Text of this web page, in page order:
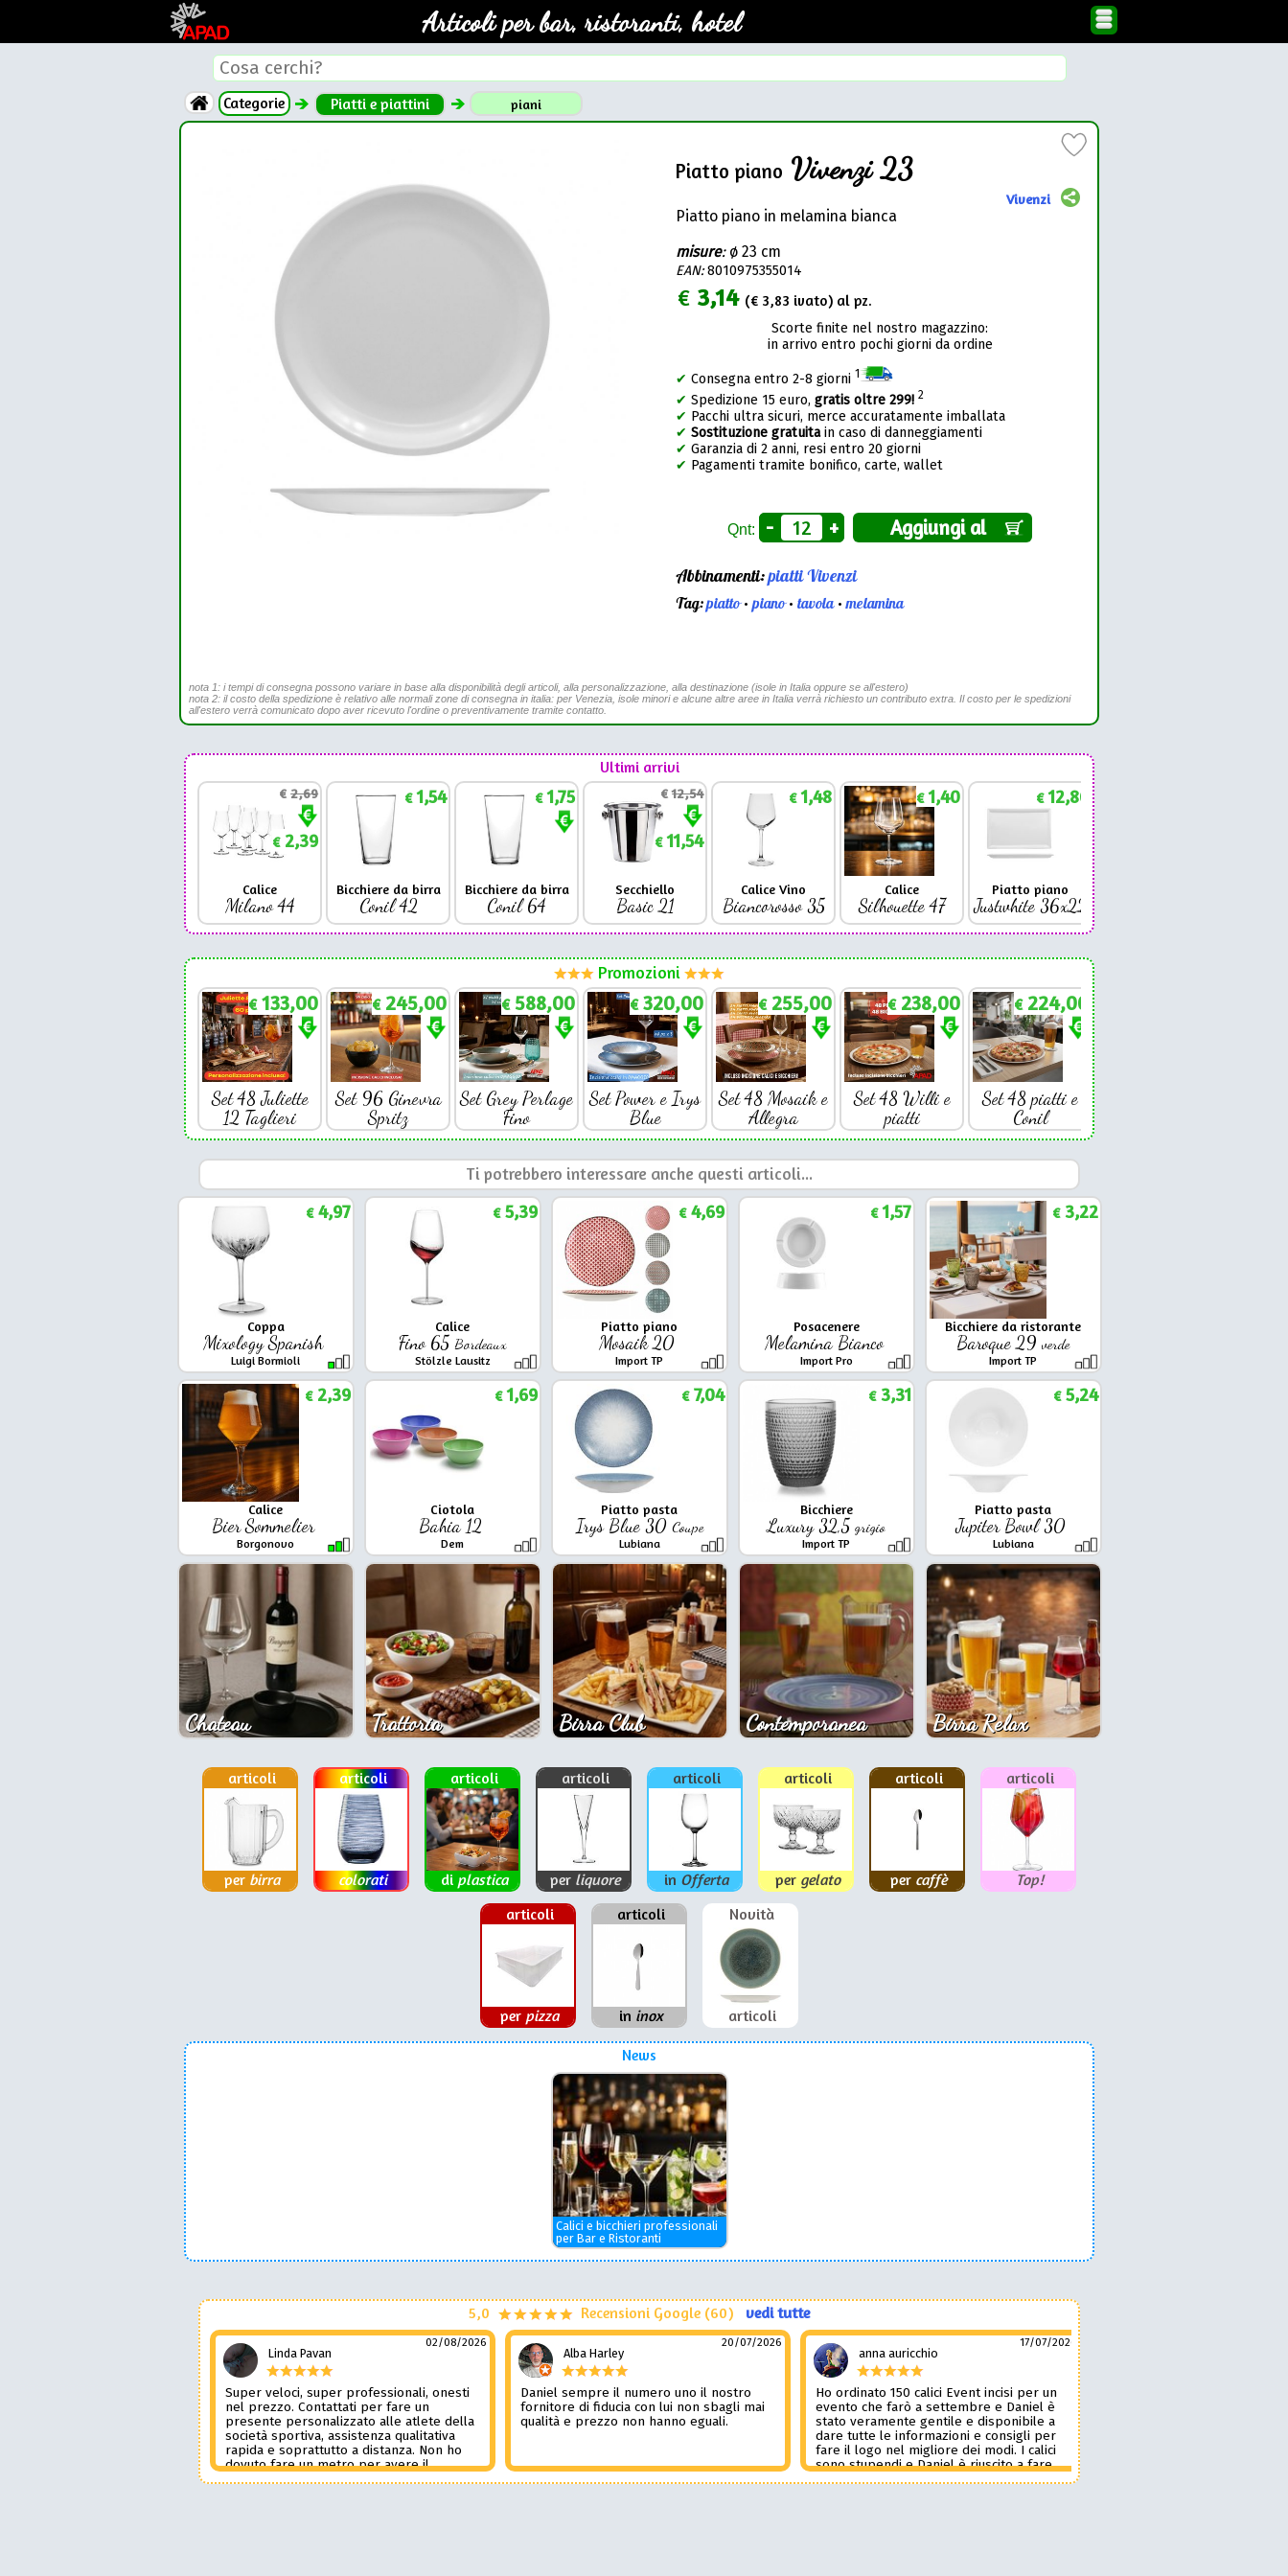
Articoli per bar, ristoranti, hotel
Categorie Piatti e piattini piani
Piatto piano Vivenzi 23
Vivenzi
Piatto piano in melamina bianca
misure: ø 23 cm
EAN:8010975355014
€ 3,14 (€ 3,83 ivato) al pz.
Scorte finite nel nostro magazzino:
in arrivo entro pochi giorni da ordine
✔ Consegna entro 2-8 giorni 1
✔ Spedizione 15 euro, gratis oltre 299! 2
✔ Pacchi ultra sicuri, merce accuratamente imballata
✔ Sostituzione gratuitain caso di danneggiamenti
✔ Garanzia di 2 anni, resi entro 20 giorni
✔ Pagamenti tramite bonifico, carte, wallet
Qnt: - + Aggiungi al
Abbinamenti:piatti Vivenzi
Tag:piatto•piano• tavola•melamina
nota 1: i tempi di consegna possono variare in base alla disponibilità degli articoli, alla personalizzazione, alla destinazione (isole in Italia oppure se all'estero)
nota 2: il costo della spedizione è relativo alle normali zone di consegna in italia: per Venezia, isole minori e alcune altre aree in Italia verrà richiesto un contributo extra. Il costo per le spedizioni
all'estero verrà comunicato dopo aver ricevuto l'ordine o preventivamente tramite contatto.
Ultimi arrivi
€2,69
€2,39
Calice
Milano 44
€1,54
Bicchiere da birra
Conil 42
€1,75
Bicchiere da birra
Conil 64
€12,54
€11,54
Secchiello
Basic 21
€1,48
Calice Vino
Biancorosso 35
€1,40
Calice
Silhouette 47
€12,86
Piatto piano
Justwhite 36x22
Promozioni
€133,00
Set 48 Juliette
12 Taglieri
€245,00
Set 96 Ginevra
Spritz
€588,00
Set Grey Perlage
Fino
€320,00
Set Power e Irys
Blue
€255,00
Set 48 Mosaik e
Allegra
€238,00
Set 48 Willi e
piatti
€224,00
Set 48 piatti e
Conil
Ti potrebbero interessare anche questi articoli...
Coppa
Mixology Spanish
Luigi Bormioli
€4,97
Calice
Fino 65 Bordeaux
Stölzle Lausitz
€5,39
Piatto piano
Mosaik 20
Import TP
€4,69
Posacenere
Melamina Bianco
Import Pro
€1,57
Bicchiere da ristorante
Baroque 29 verde
Import TP
€3,22
Calice
Bier Sommelier
Borgonovo
€2,39
Ciotola
Bahia 12
Dem
€1,69
Piatto pasta
Irys Blue 30 Coupe
Lubiana
€7,04
Bicchiere
Luxury 32,5 grigio
Import TP
€3,31
Piatto pasta
Jupiter Bowl 30
Lubiana
€5,24
Chateau Trattoria Birra Club Contemporanea Birra Relax
articoli
per birra
articoli
colorati
articoli
di plastica
articoli
per liquore
articoli
in Offerta
articoli
per gelato
articoli
per caffè
articoli
Top!
articoli
per pizza
articoli
in inox
Novità
articoli
News
Calici e bicchieri professionali
per Bar e Ristoranti
5,0 Recensioni Google (60) vedi tutte
Linda Pavan
02/08/2026
Super veloci, super professionali, onesti
nel prezzo. Contattati per fare un
presente personalizzato alle atlete della
società sportiva, assistenza qualitativa
rapida e soprattutto a distanza. Non ho
dovuto fare un metro per avere il
prodotto desiderato. Una assistenza del
Alba Harley
20/07/2026
Daniel sempre il numero uno il nostro
fornitore di fiducia con lui non sbagli mai
qualità e prezzo non hanno eguali.
anna auricchio
17/07/2026
Ho ordinato 150 calici Event incisi per un
evento che farò a settembre e Daniel è
stato veramente gentile e disponibile a
dare tutte le informazioni e consigli per
fare il logo nel migliore dei modi. I calici
sono stupendi e Daniel è riuscito a fare
tutto in pochissimi giorni accontentandomi.